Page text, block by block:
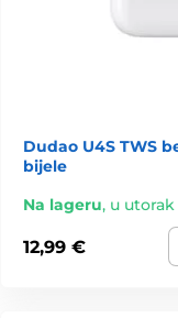
Dudao U4S TWS
bijele
Na lageru, u utorak
12,99 €